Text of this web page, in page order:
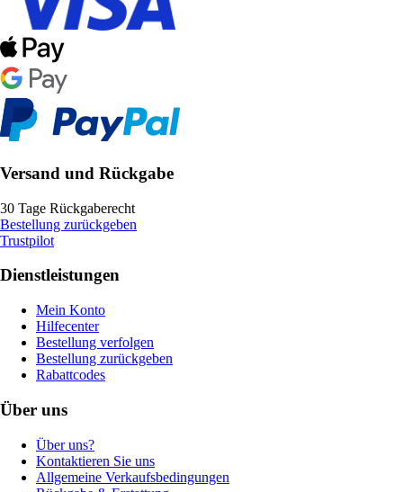
Versand und Rückgabe
30 Tage Rückgaberecht
Bestellung zurückgeben
Trustpilot
Dienstleistungen
Mein Konto
Hilfecenter
Bestellung verfolgen
Bestellung zurückgeben
Rabattcodes
Über uns
Über uns?
Kontaktieren Sie uns
Allgemeine Verkaufsbedingungen